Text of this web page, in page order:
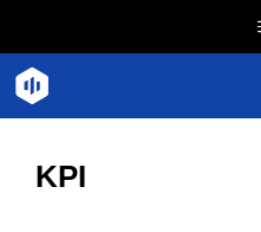
nội
dung
KPI